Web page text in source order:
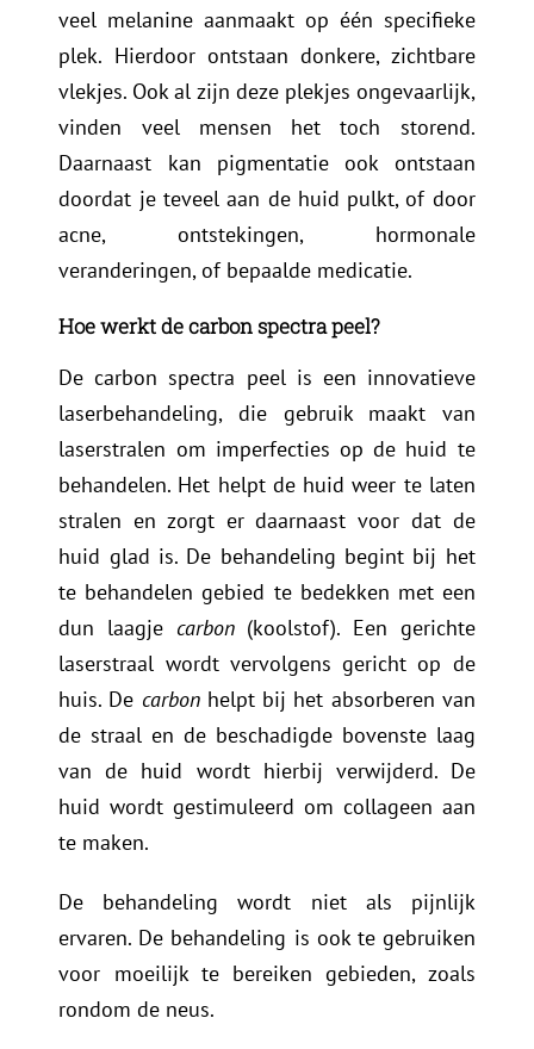
veel melanine aanmaakt op één specifieke
plek. Hierdoor ontstaan donkere, zichtbare
vlekjes. Ook al zijn deze plekjes ongevaarlijk,
vinden veel mensen het toch storend.
Daarnaast kan pigmentatie ook ontstaan
doordat je teveel aan de huid pulkt, of door
acne, ontstekingen, hormonale
veranderingen, of bepaalde medicatie.
Hoe werkt de carbon spectra peel?
De carbon spectra peel is een innovatieve
laserbehandeling, die gebruik maakt van
laserstralen om imperfecties op de huid te
behandelen. Het helpt de huid weer te laten
stralen en zorgt er daarnaast voor dat de
huid glad is. De behandeling begint bij het
te behandelen gebied te bedekken met een
dun laagje carbon(koolstof). Een gerichte
laserstraal wordt vervolgens gericht op de
huis. De carbon helpt bij het absorberen van
de straal en de beschadigde bovenste laag
van de huid wordt hierbij verwijderd. De
huid wordt gestimuleerd om collageen aan
te maken.
De behandeling wordt niet als pijnlijk
ervaren. De behandeling is ook te gebruiken
voor moeilijk te bereiken gebieden, zoals
rondom de neus.